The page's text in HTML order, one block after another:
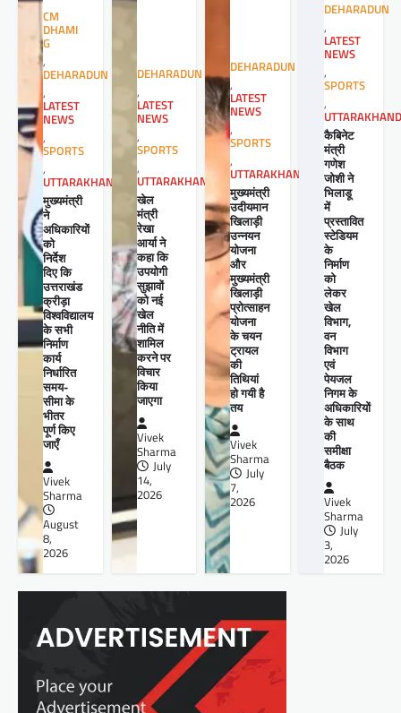
CM
DHAMI
G
,
DEHARADUN
,
LATEST
NEWS
,
SPORTS
,
UTTARAKHAND
मुख्यमंत्री
ने
अधिकारियों
को
निर्देश
दिए कि
उत्तराखंड
क्रीड़ा
विश्वविद्यालय
के सभी
निर्माण
कार्य
निर्धारित
समय-
सीमा के
भीतर
पूर्ण किए
जाएँ
Vivek
Sharma
August
8,
2026
DEHARADUN
,
LATEST
NEWS
,
SPORTS
,
UTTARAKHAND
खेल
मंत्री
रेखा
आर्या ने
कहा कि
उपयोगी
सुझावों
को नई
खेल
नीति में
शामिल
करने पर
विचार
किया
जाएगा
Vivek
Sharma
July
14,
2026
DEHARADUN
,
LATEST
NEWS
,
SPORTS
,
UTTARAKHAND
मुख्यमंत्री
उदीयमान
खिलाड़ी
उन्नयन
योजना
और
मुख्यमंत्री
खिलाड़ी
प्रोत्साहन
योजना
के चयन
ट्रायल
की
तिथियां
हो गयी है
तय
Vivek
Sharma
July
7,
2026
DEHARADUN
,
LATEST
NEWS
,
SPORTS
,
UTTARAKHAND
कैबिनेट
मंत्री
गणेश
जोशी ने
भिलाडू
में
प्रस्तावित
स्टेडियम
के
निर्माण
को
लेकर
खेल
विभाग,
वन
विभाग
एवं
पेयजल
निगम के
अधिकारियों
के साथ
की
समीक्षा
बैठक
Vivek
Sharma
July
3,
2026